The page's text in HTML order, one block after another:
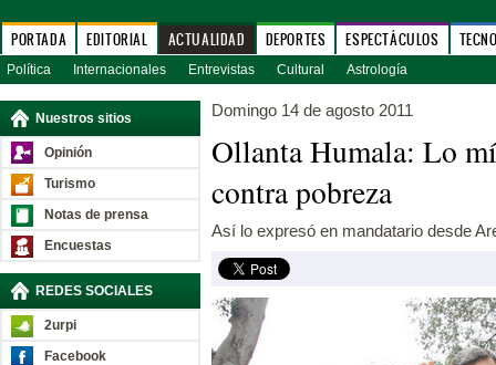
PORTADA EDITORIAL ACTUALIDAD DEPORTES ESPECTÁCULOS
Política Internacionales Entrevistas Cultural Astrología
Nuestros sitios
Opinión
Turismo
Notas de prensa
Encuestas
REDES SOCIALES
2urpi
Facebook
Domingo 14 de agosto 2011
Ollanta Humala: Lo
contra pobreza
Así lo expresó en mandatario desde